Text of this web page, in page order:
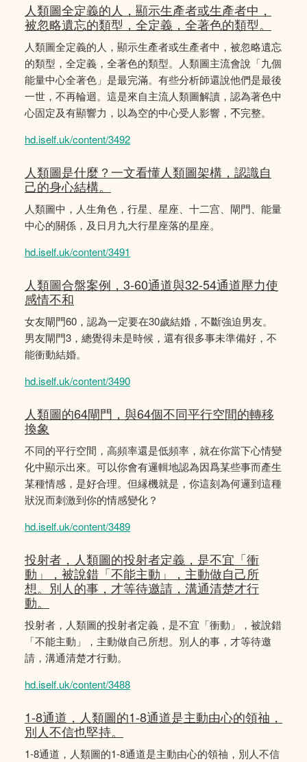
人類圖全定義的人，顯示生產者或生產者中，
被忽略遺忘的類型，全定義，全著色的類型。
人類圖全定義的人，顯示生產者或生產者中，被忽略遺忘
的類型，全定義，全著色的類型。人類圖主流會說「九個
能量中心全著色」是最完滿。有些分析師還說他們是最後
一世，不再輪迴。這是來自主流人類圖解讀，認為著色中
心固定及有顯響力，以為空的中心受人影響，𣎴完整。
hd.iself.uk/content/3492
人類圖是什麼？一文看懂人類圖架構，認識自
己的身心結構。
人類圖中，人生角色，行星、星座、十二宫、閘門、能量
中心的關係，及日月九大行星座落的星座。
hd.iself.uk/content/3491
人類圖合盤案例，3-60通道與32-54通道壓力使
感情不和
女友閘門60，認為一定要在30歲結婚，不斷強迫男友。
男友閘門3，總覺得未是時候，還有很多事未準備好，不
能衝動結婚。
hd.iself.uk/content/3490
人類圖的64閘門，與64個不同平行空間的轉移
換象
不同的平行空間，高頻率還是低頻率，就在你當下心情變
化中顯示出來。可以你會有邏輯地認為因爲某些事而產生
某種情感，是好合理。但縁機就是，你這刻為何邏到這種
狀況而刺激到你的情感變化？
hd.iself.uk/content/3489
投射者，人類圖的投射者定義，是不宜「衝
動」，被說錯「不能主動」，主動做自己所
想。別人的事，才等待邀請，溝通清楚才行
動。
投射者，人類圖的投射者定義，是不宜「衝動」，被說錯
「不能主動」，主動做自己所想。別人的事，才等待邀
請，溝通清楚才行動。
hd.iself.uk/content/3488
1-8通道，人類圖的1-8通道是主動由心的領䄂，
別人不信也堅持。
1-8通道，人類圖的1-8通道是主動由心的領䄂，別人不信